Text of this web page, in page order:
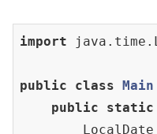
import
public class Main
public
static